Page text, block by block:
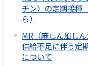
チン）の定期接種
ら）
MR（麻しん風し
供給不足に伴う定
について